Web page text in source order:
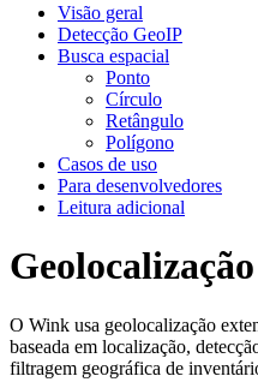
Visão geral
Detecção GeoIP
Busca espacial
Ponto
Círculo
Retângulo
Polígono
Casos de uso
Para desenvolvedores
Leitura adicional
Geolocalização
O Wink usa geolocalização
baseada em localização,
filtragem geográfica de